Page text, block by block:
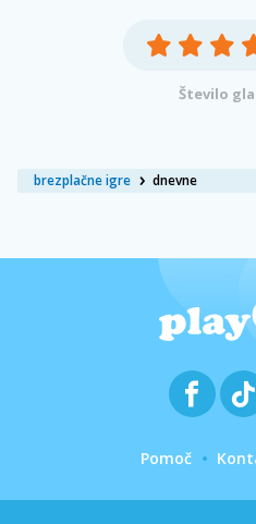
brezplačne igre dnevne
Število
Pomoč